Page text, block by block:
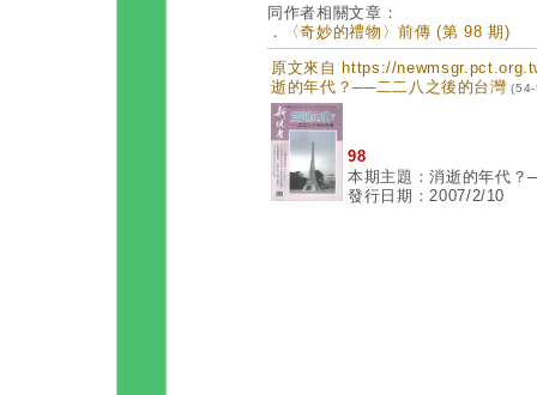
同作者相關文章：
．
〈奇妙的禮物〉前傳 (第 98 期)
原文來自 https://
逝的年代？──二二八之後的台灣
98
本期主題：消逝的年代？
發行日期：2007/2/10